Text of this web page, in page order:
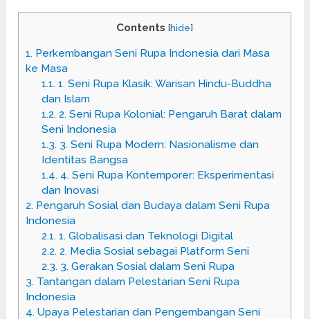
Contents [hide]
1. Perkembangan Seni Rupa Indonesia dari Masa
ke Masa
1.1.1. Seni Rupa Klasik: Warisan Hindu-Buddha
dan Islam
1.2.2. Seni Rupa Kolonial: Pengaruh Barat dalam
Seni Indonesia
1.3.3. Seni Rupa Modern: Nasionalisme dan
Identitas Bangsa
1.4.4. Seni Rupa Kontemporer: Eksperimentasi
dan Inovasi
2. Pengaruh Sosial dan Budaya dalam Seni Rupa
Indonesia
2.1.1. Globalisasi dan Teknologi Digital
2.2.2. Media Sosial sebagai Platform Seni
2.3.3. Gerakan Sosial dalam Seni Rupa
3. Tantangan dalam Pelestarian Seni Rupa
Indonesia
4. Upaya Pelestarian dan Pengembangan Seni